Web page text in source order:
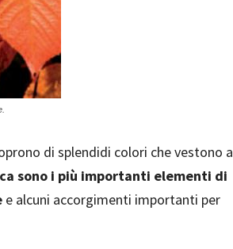
di splendidi colori che vestono a
sono i più importanti elementi di
e alcuni accorgimenti importanti per